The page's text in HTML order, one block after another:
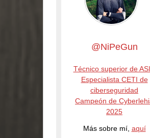
@NiPeGun
Técnico superior de
Especialista CETI de
ciberseguridad
Campeón de
2025
Más sobre mí, aquí